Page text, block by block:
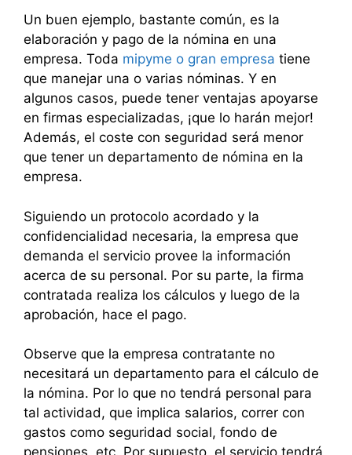
Un buen ejemplo, bastante común, es la
elaboración y pago de la nómina en una
empresa. Toda mipyme o gran empresa tiene
que manejar una o varias nóminas. Y en
algunos casos, puede tener ventajas apoyarse
en firmas especializadas, ¡que lo harán mejor!
Además, el coste con seguridad será menor
que tener un departamento de nómina en la
empresa.
Siguiendo un protocolo acordado y la
confidencialidad necesaria, la empresa que
demanda el servicio provee la información
acerca de su personal. Por su parte, la firma
contratada realiza los cálculos y luego de la
aprobación, hace el pago.
Observe que la empresa contratante no
necesitará un departamento para el cálculo de
la nómina. Por lo que no tendrá personal para
tal actividad, que implica salarios, correr con
gastos como seguridad social, fondo de